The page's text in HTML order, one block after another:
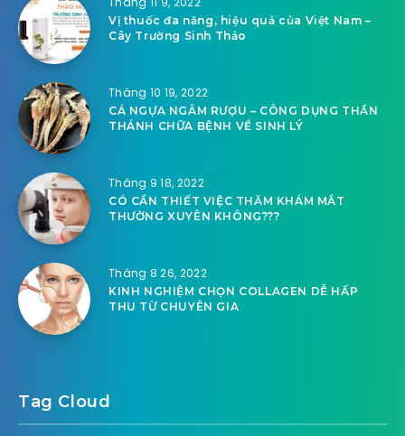
Vị thuốc đa năng, hiệu quả của Việt Nam –
Cây Trường Sinh Thảo
Tháng 10 19, 2022
CÁ NGỰA NGÂM RƯỢU – CÔNG DỤNG THẦN
THÁNH CHỮA BỆNH VỀ SINH LÝ
Tháng 9 18, 2022
CÓ CẦN THIẾT VIỆC THĂM KHÁM MẮT
THƯỜNG XUYÊN KHÔNG???
Tháng 8 26, 2022
KINH NGHIỆM CHỌN COLLAGEN DỄ HẤP
THU TỪ CHUYÊN GIA
Tag Cloud